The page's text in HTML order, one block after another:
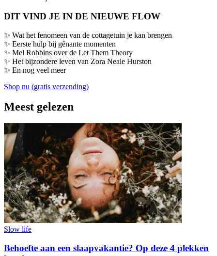
DIT VIND JE IN DE NIEUWE FLOW
✨ Wat het fenomeen van de cottagetuin je kan brengen
✨ Eerste hulp bij gênante momenten
✨ Mel Robbins over de Let Them Theory
✨ Het bijzondere leven van Zora Neale Hurston
✨ En nog veel meer
Shop nu (gratis verzending)
Meest gelezen
Slow life
Behoefte aan een slaapvakantie? Op deze 4 plekken